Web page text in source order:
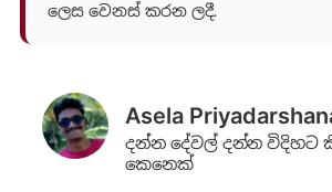
ලෙස වෙනස් කරන ලදී.
Asela
දන්න දේවල් දන්න විදිහට
කෙනෙක්